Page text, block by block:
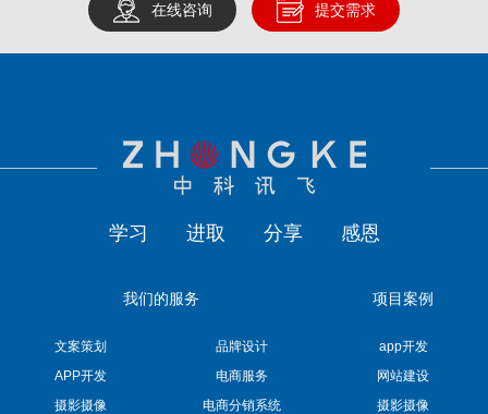
在线咨询 提交需求
学习 进取 分享 感恩
我们的服务
文案策划
品牌设计
APP开发
电商服务
摄影摄像
电商分销系统
项目案例
app开发
网站建设
摄影摄像